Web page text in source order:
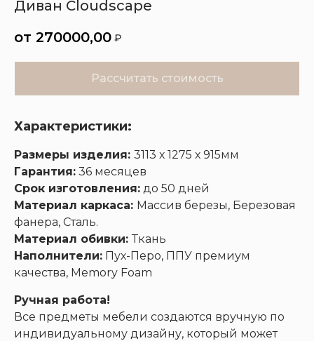
Диван Cloudscape
270000,00 ₽
Рассчитать стоимость
Характеристики:
Размеры изделия: 3113 х 1275 х 915мм
Гарантия: 36 месяцев
Срок изготовления: до 50 дней
Материал каркаса: Массив березы, Березовая
фанера, Сталь.
Материал обивки:Ткань
Наполнители: Пух-Перо, ППУ премиум
качества, Memory Foam
Ручная работа!
Все предметы мебели создаются вручную по
индивидуальному дизайну, который может